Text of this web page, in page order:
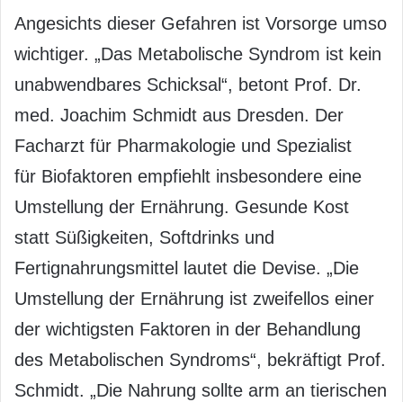
Angesichts dieser Gefahren ist Vorsorge umso
wichtiger. „Das Metabolische Syndrom ist kein
unabwendbares Schicksal“, betont Prof. Dr.
med. Joachim Schmidt aus Dresden. Der
Facharzt für Pharmakologie und Spezialist
für Biofaktoren empfiehlt insbesondere eine
Umstellung der Ernährung. Gesunde Kost
statt Süßigkeiten, Softdrinks und
Fertignahrungsmittel lautet die Devise. „Die
Umstellung der Ernährung ist zweifellos einer
der wichtigsten Faktoren in der Behandlung
des Metabolischen Syndroms“, bekräftigt Prof.
Schmidt. „Die Nahrung sollte arm an tierischen